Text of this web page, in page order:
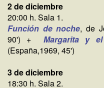
2 de diciembre
20:00 h. Sala 1.
Función de noche, de
90') + Margarita y
(España,1969, 45')
3 de diciembre
18:30 h. Sala 2.